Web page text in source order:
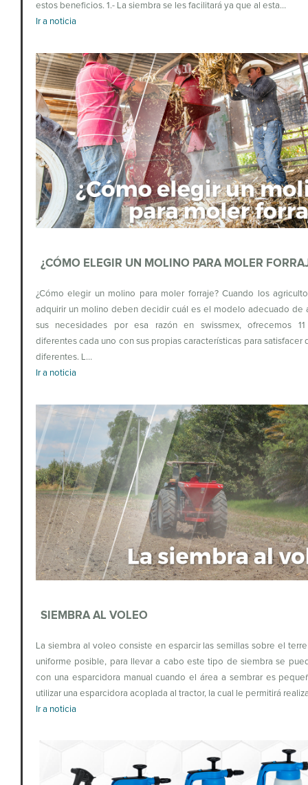
estos beneficios. 1.- La siembra se les facilitará ya que al esta…
Ir a noticia
¿CÓMO ELEGIR UN MOLINO PARA MOLER
¿Cómo elegir un molino para moler forraje? Cuando los
adquirir un molino deben decidir cuál es el modelo adecuado de
sus necesidades por esa razón en swissmex, ofrecemos
diferentes cada uno con sus propias características para satisfacer
diferentes. L…
Ir a noticia
SIEMBRA AL VOLEO
La siembra al voleo consiste en esparcir las semillas sobre el
uniforme posible, para llevar a cabo este tipo de siembra se
con una esparcidora manual cuando el área a sembrar es
utilizar una esparcidora acoplada al tractor, la cual le permitirá
Ir a noticia